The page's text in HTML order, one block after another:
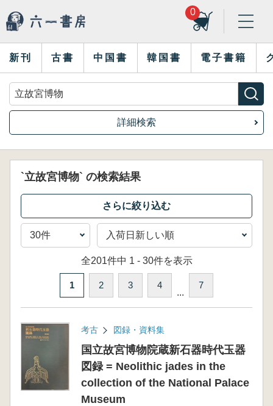
0
新刊 古書 中国書 韓国書 電子書籍
詳細検索
`立故宮博物` の検索結果
全201件中 1 - 30件を表示
1 2 3 4
...
7
考古 図録・資料集
国立故宮博物院蔵新石器時代玉器
図録 = Neolithic jades in the
collection of the National Palace
Museum